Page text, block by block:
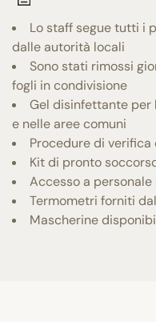
Lo staff segue tutti i
dalle autorità locali
Sono stati rimossi
fogli in condivisione
Gel disinfettante per
e nelle aree comuni
Procedure di
Kit di pronto
Accesso a
Termometri forniti
Mascherine